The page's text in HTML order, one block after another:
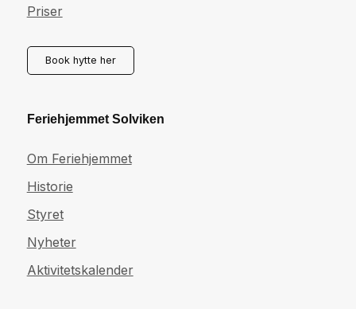
Priser
Book hytte her
Feriehjemmet Solviken
Om Feriehjemmet
Historie
Styret
Nyheter
Aktivitetskalender